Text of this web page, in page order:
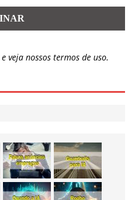
e veja nossos termos de uso.